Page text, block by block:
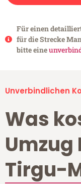
Für einen
für die Strecke
bitte eine
Unverbindlichen
Was
Tirgu-